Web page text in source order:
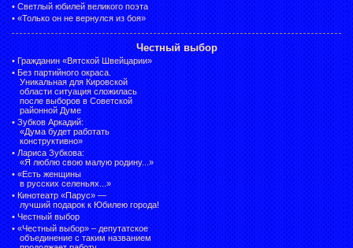
• Светлый юбилей великого поэта
• «Только он не вернулся из боя»
Честный выбор
• Гражданин «Вятской Швейцарии»
• Без партийного окраса.
Уникальная для Кировской
области ситуация сложилась
после выборов в Советской
районной Думе
• Зубков Аркадий:
«Дума будет работать
конструктивно»
• Лариса Зубкова:
«Я люблю свою малую родину...»
• «Есть женщины
в русских селеньях...»
• Кинотеатр «Парус» —
лучший подарок к Юбилею города!
• Честный выбор
• «Честный выбор» – депутатское
объединение с таким названием